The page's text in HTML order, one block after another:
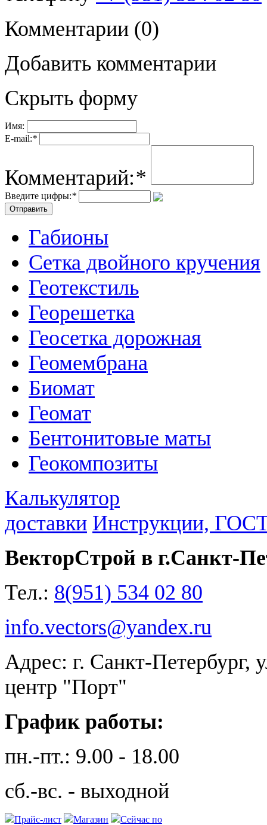
Комментарии (0)
Добавить комментарии
Скрыть форму
Имя:
E-mail:*
Комментарий:*
Введите цифры:*
Габионы
Сетка двойного кручения
Геотекстиль
Георешетка
Геосетка дорожная
Геомембрана
Биомат
Геомат
Бентонитовые маты
Геокомпозиты
Калькулятор
доставки Инструкции,
ВекторСтрой в г.Санкт-
Тел.: 8(951) 534 02 80
info.vectors@yandex.ru
Адрес: г. Санкт-Петербург,
центр "Порт"
График работы:
пн.-пт.: 9.00 - 18.00
сб.-вс. - выходной
Прайс-лист Магазин
Сейчас по